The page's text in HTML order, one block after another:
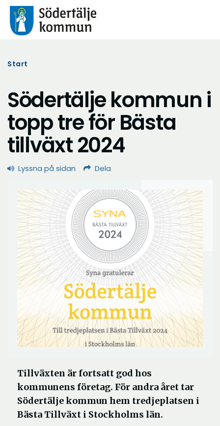
Start
Södertälje kommun i
topp tre för Bästa
tillväxt 2024
Lyssna på sidan Dela
Tillväxten är fortsatt god hos
kommunens företag. För andra året tar
Södertälje kommun hem tredjeplatsen i
Bästa Tillväxt i Stockholms län.